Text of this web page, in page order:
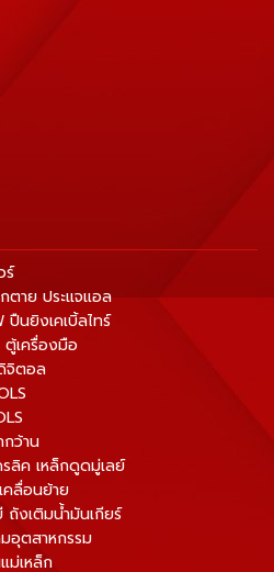
ร์
ตาย ประแจแอล
นยิงเคเบิ้ลไทร์
ตู้เครื่องมือ
จิตอล
ว้าน
รลิค เหล็กดูดมู่เลย์
คลื่อนย้าย
ถังเติมน้ำมันเกียร์
อุตสาหกรรม
ม่เหล็ก